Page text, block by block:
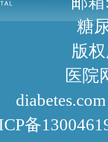
询
版
http://
备